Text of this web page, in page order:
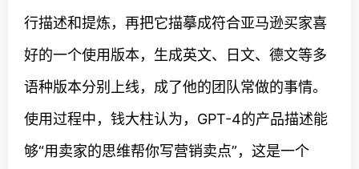
行描述和提炼，再把它描摹成符合亚马逊买家喜
好的一个使用版本，生成英文、日文、德文等多
语种版本分别上线，成了他的团队常做的事情。
使用过程中，钱大柱认为，GPT-4的产品描述能
够“用卖家的思维帮你写营销卖点”，这是一个